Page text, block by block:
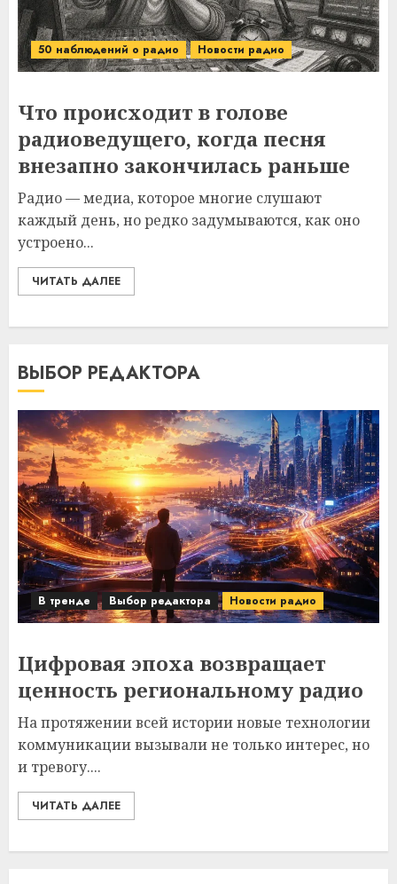
50 наблюдений о радио Новости радио
Что происходит в голове
радиоведущего, когда песня
внезапно закончилась раньше
Радио — медиа, которое многие слушают
каждый день, но редко задумываются, как оно
устроено...
ЧИТАТЬ ДАЛЕЕ
ВЫБОР РЕДАКТОРА
В тренде Выбор редактора Новости радио
Цифровая эпоха возвращает
ценность региональному радио
На протяжении всей истории новые технологии
коммуникации вызывали не только интерес, но
и тревогу....
ЧИТАТЬ ДАЛЕЕ